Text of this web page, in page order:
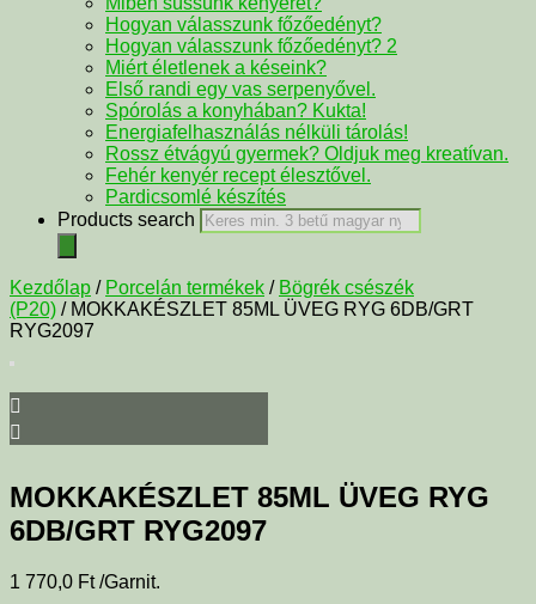
Hogyan válasszunk főzőedényt?
Hogyan válasszunk főzőedényt? 2
Miért életlenek a késeink?
Első randi egy vas serpenyővel.
Spórolás a konyhában? Kukta!
Energiafelhasználás nélküli tárolás!
Rossz étvágyú gyermek? Oldjuk meg kreatívan.
Fehér kenyér recept élesztővel.
Pardicsomlé készítés
Products search
Kezdőlap / Porcelán termékek / Bögrék csészék
(P20) / MOKKAKÉSZLET 85ML ÜVEG RYG 6DB/GRT
RYG2097
MOKKAKÉSZLET 85ML ÜVEG RYG
6DB/GRT RYG2097
1 770,0 Ft /Garnit.